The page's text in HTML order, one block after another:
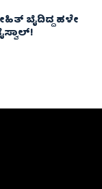
ಬೈದಿದ್ದ ಹಳೇ